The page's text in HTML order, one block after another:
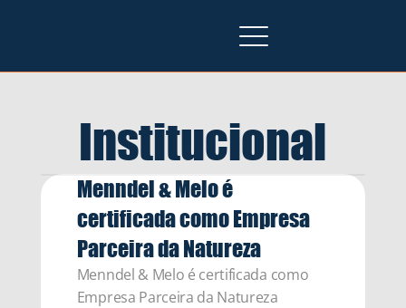
Institucional
Menndel & Melo é
certificada como Empresa
Parceira da Natureza
Menndel & Melo é certificada como
Empresa Parceira da Natureza